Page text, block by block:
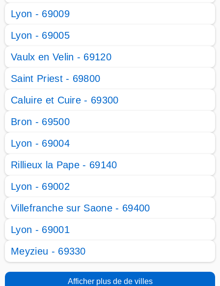
Lyon - 69009
Lyon - 69005
Vaulx en Velin - 69120
Saint Priest - 69800
Caluire et Cuire - 69300
Bron - 69500
Lyon - 69004
Rillieux la Pape - 69140
Lyon - 69002
Villefranche sur Saone - 69400
Lyon - 69001
Meyzieu - 69330
Afficher plus de de villes